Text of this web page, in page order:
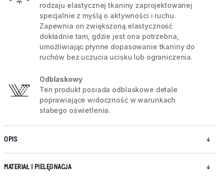
rodzaju elastycznej tkaniny zaprojektowanej
specjalnie z myślą o aktywności i ruchu.
Zapewnia on zwiększoną elastyczność
dokładnie tam, gdzie jest ona potrzebna,
umożliwiając płynne dopasowanie tkaniny do
ruchów bez uczucia ucisku lub ograniczenia.
Odblaskowy
Ten produkt posiada odblaskowe detale
poprawiające widoczność w warunkach
słabego oświetlenia.
OPIS
MATERIAŁ I PIELĘGNACJA